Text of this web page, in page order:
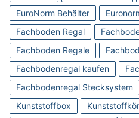
EuroNorm Behälter
Fachboden Regal
Fachboden Regale
Fachbodenregal kaufen
Fachbodenregal Stecksystem
Kunststoffbox